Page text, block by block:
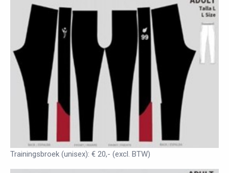
Trainingsbroek (unisex): € 20,- (excl. BTW)